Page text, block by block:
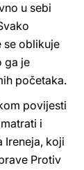
u sebi
se oblikuje
ga je
početaka.
povijesti
i
Ireneja, koji
Protiv